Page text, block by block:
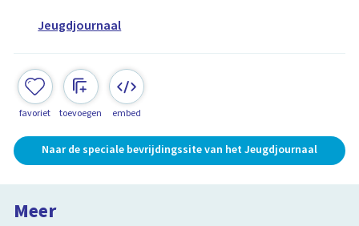
Jeugdjournaal
favoriet toevoegen embed
Naar de speciale bevrijdingssite van het Jeugdjournaal
Meer